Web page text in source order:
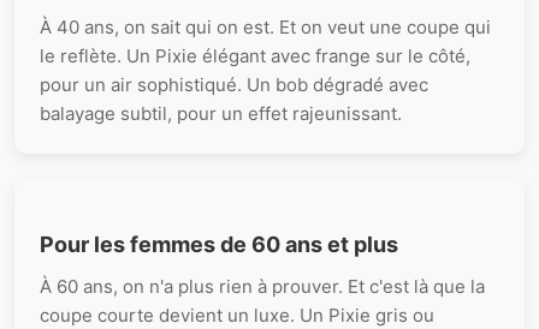
À 40 ans, on sait qui on est. Et on veut une coupe qui
le reflète. Un Pixie élégant avec frange sur le côté,
pour un air sophistiqué. Un bob dégradé avec
balayage subtil, pour un effet rajeunissant.
Pour les femmes de 60 ans et plus
À 60 ans, on n'a plus rien à prouver. Et c'est là que la
coupe courte devient un luxe. Un Pixie gris ou